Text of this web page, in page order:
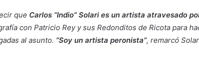
que Carlos “Indio” Solari es un artista atravesado
con Patricio Rey y sus Redonditos de Ricota para
al asunto. “Soy un artista peronista”, remarcó